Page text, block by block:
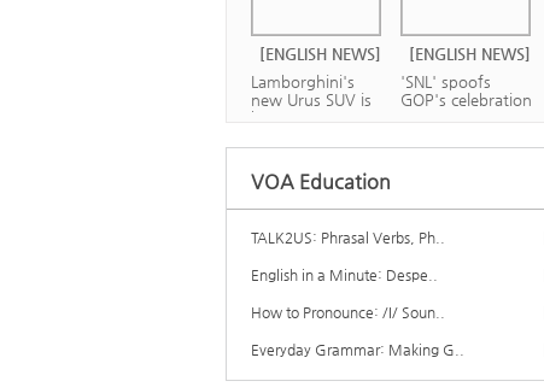
[ENGLISH NEWS]
Lamborghini's
new Urus SUV is
ba...
[ENGLISH NEWS]
'SNL' spoofs
GOP's celebration
[ENGLISH NEWS]
more than $1
leave Amazon?
VOA Education
TALK2US: Phrasal Verbs, Ph..
English in a Minute: Despe..
How to Pronounce: /I/ Soun..
Everyday Grammar: Making G..